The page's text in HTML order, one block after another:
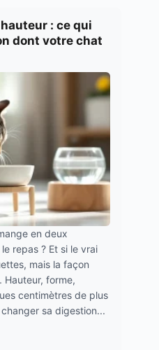
: ce qui
dont votre chat
en deux
repas ? Et si le vrai
mais la façon
Hauteur, forme,
centimètres de plus
sa digestion...